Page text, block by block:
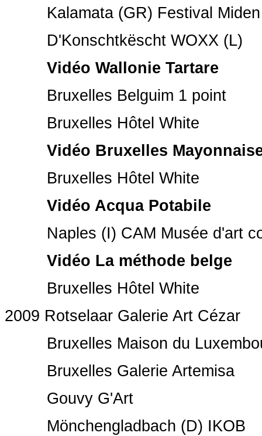
Kalamata (GR) Festival Miden
D'Konschtkëscht WOXX (L)
Vidéo Wallonie Tartare
Bruxelles Belguim 1 point
Bruxelles Hôtel White
Vidéo Bruxelles
Bruxelles Hôtel White
Vidéo Acqua Potabile
Naples (I) CAM Musée d'art
Vidéo La méthode belge
Bruxelles Hôtel White
2009 Rotselaar Galerie Art Cézar
Bruxelles Maison du
Bruxelles Galerie Artemisa
Gouvy G'Art
Mönchengladbach (D) IKOB